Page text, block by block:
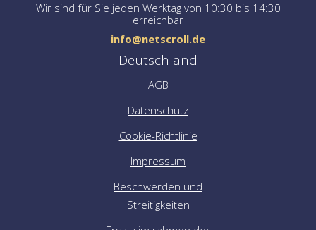
Wir sind für Sie jeden Werktag von 10:30 bis 14:30
erreichbar
info@netscroll.de
Deutschland
AGB
Datenschutz
Cookie-Richtlinie
Impressum
Beschwerden und
Streitigkeiten